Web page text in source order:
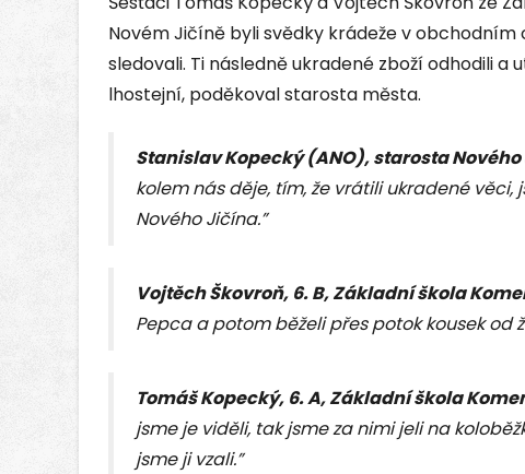
Novém Jičíně byli svědky krádeže v
sledovali. Ti následně ukradené zboží odhodili a
lhostejní, poděkoval starosta města.
Stanislav Kopecký (ANO), starosta
kolem nás děje, tím, že vrátili ukradené
Nového Jičína.”
Vojtěch Škovroň, 6. B,Základní škola
Pepca a potom běželi přes potok kousek od
Tomáš Kopecký, 6. A,Základní škola
jsme je viděli, tak jsme za nimi jeli na
jsme ji vzali.”